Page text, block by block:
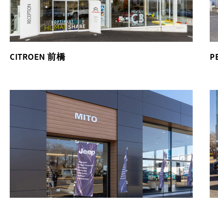
CITROEN 前橋